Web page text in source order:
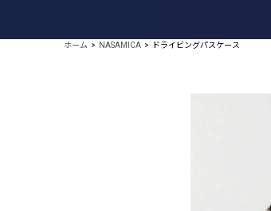
ブランドから探す
ホーム NASAMICA ドライビングパスケース